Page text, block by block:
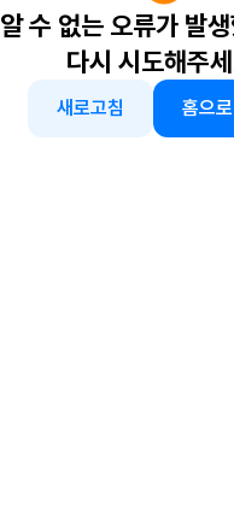
알 수 없는 오류가 발
다시 시도해주
새로고침 홈으로